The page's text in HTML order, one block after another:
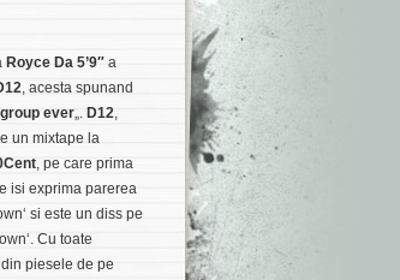
Royce Da 5’9″ a
, acesta spunand
ever„. D12,
un mixtape la
, pe care prima
isi exprima parerea
‘ si este un diss pe
‘. Cu toate
piesele de pe